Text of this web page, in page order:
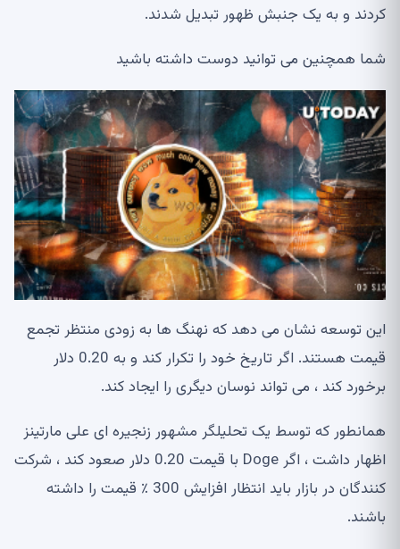
کردند و به یک جنبش ظهور تبدیل شدند.
شما همچنین می توانید دوست داشته باشید
این توسعه نشان می دهد که نهنگ ها به زودی منتظر تجمع
قیمت هستند. اگر تاریخ خود را تکرار کند و به 0.20 دلار
برخورد کند ، می تواند نوسان دیگری را ایجاد کند.
همانطور که توسط یک تحلیلگر مشهور زنجیره ای علی مارتینز
اظهار داشت ، اگر Doge با قیمت 0.20 دلار صعود کند ، شرکت
کنندگان در بازار باید انتظار افزایش 300 ٪ قیمت را داشته
باشند.